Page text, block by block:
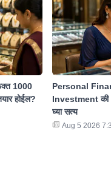
1000
होईल?
Personal
Investment की
घ्या सत्य
Aug 5 2026